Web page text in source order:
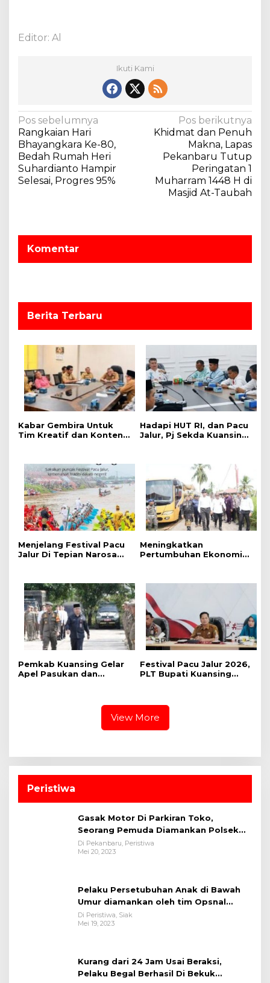
Editor: Al
Ikuti Kami
N
a
v
i
g
i
p
Pos sebelumnya
Rangkaian Hari
Bhayangkara Ke-80,
Bedah Rumah Heri
Suhardianto Hampir
Selesai, Progres 95%
Pos berikutnya
Khidmat dan Penuh
Makna, Lapas
Pekanbaru Tutup
Peringatan 1
Muharram 1448 H di
Masjid At-Taubah
Komentar
Berita Terbaru
‎Kabar Gembira Untuk
Tim Kreatif dan Konten
Adakan Lomba Foto dan
Video Pacu Jalur
Hadapi HUT RI, dan Pacu
Jalur, Pj Sekda Kuansing
Menjelang Festival Pacu
Jalur Di Tepian Narosa
Sudah 59 Buah Jalur Yang
Mendaftar
Meningkatkan
Pertumbuhan Ekonomi
Pekerjaan Umum (PU)
Mengkaji Rancangan
Pembangunan Jalan Tol
Kuansing – Pekanbaru
Pemkab Kuansing Gelar
Apel Pasukan dan
Festival Pacu Jalur 2026,
PLT Bupati Kuansing
View More
Peristiwa
Gasak Motor Di Parkiran Toko,
Seorang Pemuda Diamankan Polsek
Bukit Raya
Di Pekanbaru, Peristiwa
Mei 20, 2023
Pelaku Persetubuhan Anak di Bawah
Umur diamankan oleh tim Opsnal
Polsek Tualang-Polres Siak-Polda Riau
Di Peristiwa, Siak
Mei 19, 2023
Kurang dari 24 Jam Usai Beraksi,
Pelaku Begal Berhasil Di Bekuk